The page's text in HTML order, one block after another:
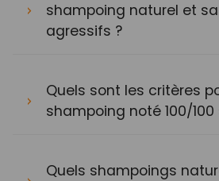
shampoing naturel et
agressifs ?
Quels sont les critères
shampoing noté 100/100
Quels shampoings